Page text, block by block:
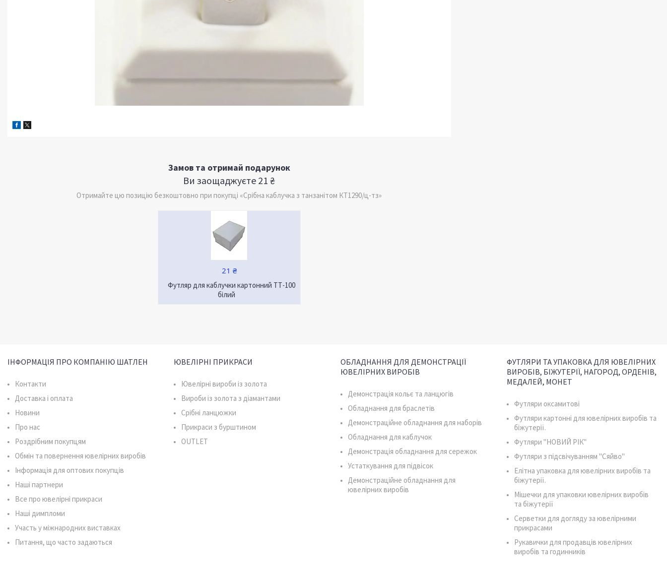
Замов та отримай подарунок
Ви заощаджуєте 21 ₴
Отримайте цю позицію безкоштовно при покупці «Срібна каблучка з танзанітом КТ1290/ц-тз»
21 ₴
Футляр для каблучки картонний ТТ-100
білий
ІНФОРМАЦІЯ ПРО КОМПАНІЮ ШАТЛЕН
Контакти
Доставка і оплата
Новини
Про нас
Роздрібним покупцям
Обмін та повернення ювелірних виробів
Інформація для оптових покупців
Наші партнери
Все про ювелірні прикраси
Наші димпломи
Участь у міжнародних виставках
Питання, що часто задаються
ЮВЕЛІРНІ ПРИКРАСИ
Ювелірні вироби із золота
Вироби із золота з діамантами
Срібні ланцюжки
Прикраси з бурштином
OUTLET
ОБЛАДНАННЯ ДЛЯ ДЕМОНСТРАЦІЇ
ЮВЕЛІРНИХ ВИРОБІВ
Демонстрація кольє та ланцюгів
Обладнання для браслетів
Демонстраційне обладнання для наборів
Обладнання для каблучок
Демонстрація обладнання для сережок
Устаткування для підвісок
Демонстраційне обладнання для
ювелірних виробів
ФУТЛЯРИ ТА УПАКОВКА ДЛЯ ЮВЕЛІРНИХ
ВИРОБІВ, БІЖУТЕРІЇ, НАГОРОД, ОРДЕНІВ,
МЕДАЛЕЙ, МОНЕТ
Футляри оксамитові
Футляри картонні для ювелірних виробів та
біжутерії.
Футляри "НОВИЙ РІК"
Футляри з підсвічуванням "Сяйво"
Елітна упаковка для ювелірних виробів та
біжутерії.
Мішечки для упаковки ювелірних виробів
та біжутерії
Серветки для догляду за ювелірними
прикрасами
Рукавички для продавців ювелірних
виробів та годинників